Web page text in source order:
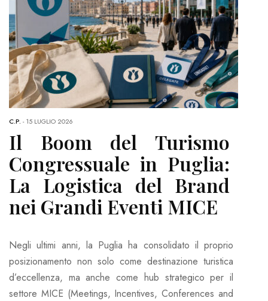
C.P. -15 LUGLIO 2026
Il Boom del Turismo
Congressuale in Puglia:
La Logistica del Brand
nei Grandi Eventi MICE
Negli ultimi anni, la Puglia ha consolidato il proprio
posizionamento non solo come destinazione turistica
d’eccellenza, ma anche come hub strategico per il
settore MICE (Meetings, Incentives, Conferences and